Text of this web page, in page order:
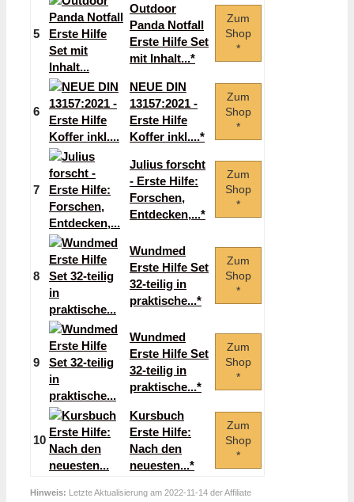
5
Outdoor
Panda Notfall
Erste Hilfe Set
mit Inhalt...*
Zum
Shop
*
6
NEUE DIN
13157:2021 -
Erste Hilfe
Koffer inkl....*
Zum
Shop
*
7
Julius forscht
- Erste Hilfe:
Forschen,
Entdecken,...*
Zum
Shop
*
8
Wundmed
Erste Hilfe Set
32-teilig in
praktische...*
Zum
Shop
*
9
Wundmed
Erste Hilfe Set
32-teilig in
praktische...*
Zum
Shop
*
10
Kursbuch
Erste Hilfe:
Nach den
neuesten...*
Zum
Shop
*
Hinweis: Letzte Aktualisierung am 2022-11-14 der Affiliate